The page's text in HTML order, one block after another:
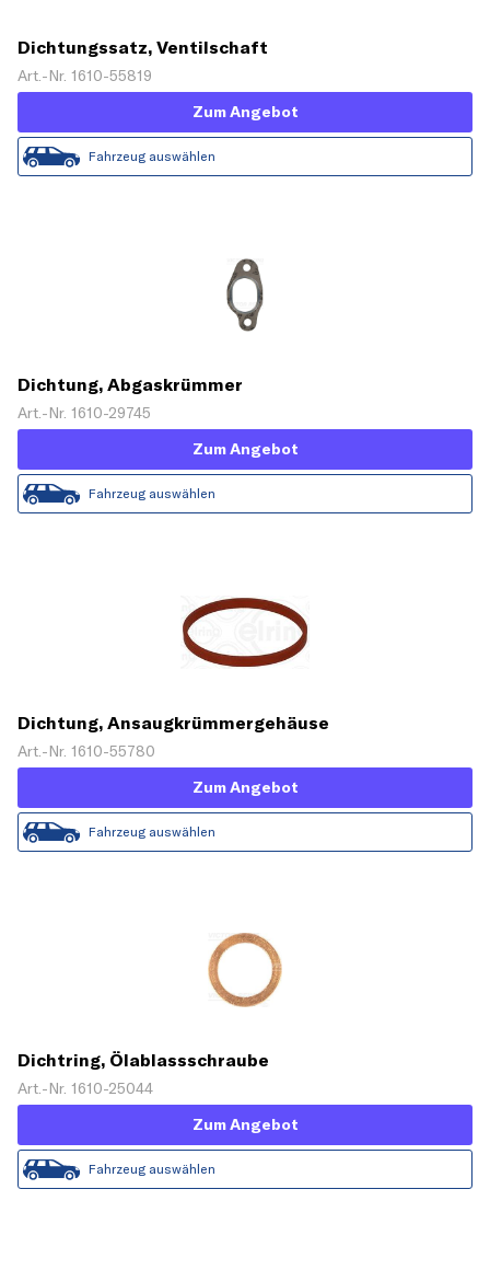
Dichtungssatz, Ventilschaft
Art.-Nr. 1610-55819
Zum Angebot
Fahrzeug auswählen
Dichtung, Abgaskrümmer
Art.-Nr. 1610-29745
Zum Angebot
Fahrzeug auswählen
Dichtung, Ansaugkrümmergehäuse
Art.-Nr. 1610-55780
Zum Angebot
Fahrzeug auswählen
Dichtring, Ölablassschraube
Art.-Nr. 1610-25044
Zum Angebot
Fahrzeug auswählen